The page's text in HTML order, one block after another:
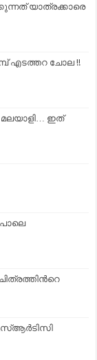
യാത്രക്കാരെ
എടത്തറ ചോല !!
ഇത്